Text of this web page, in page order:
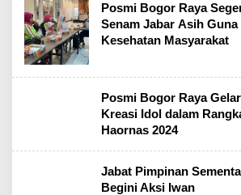
Posmi Bogor Raya
Senam Jabar Asih
Kesehatan Masyarakat
Posmi Bogor Raya
Kreasi Idol dalam
Haornas 2024
Jabat Pimpinan
Begini Aksi Iwan